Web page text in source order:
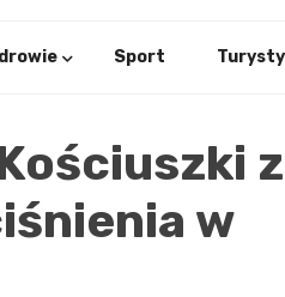
Sport
z
w